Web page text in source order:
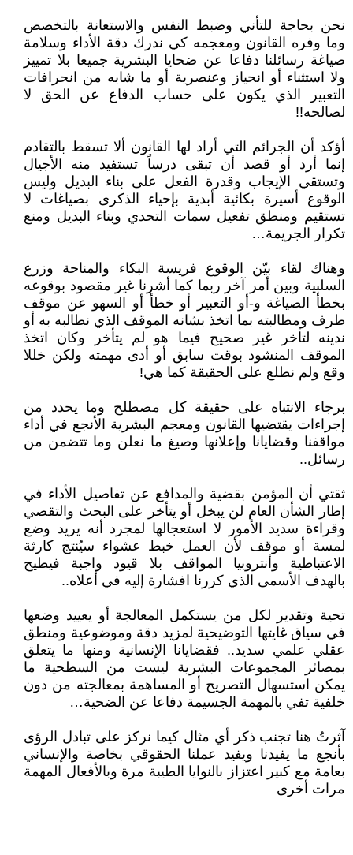
نحن بحاجة للتأني وضبط النفس والاستعانة بالتخصص
وما وفره القانون ومعجمه كي ندرك دقة الأداء وسلامة
صياغة رسائلنا دفاعا عن ضحايا البشرية جميعا بلا تمييز
ولا استثناء أو انحياز وعنصرية أو ما شابه من انحرافات
التعبير الذي يكون على حساب الدفاع عن الحق لا
لصالحه!!
أؤكد أن الجرائم التي أراد لها القانون ألا تسقط بالتقادم
إنما أرد أو قصد أن تبقى درساً تستفيد منه الأجيال
وتستقي الإيجاب وقدرة الفعل على بناء البديل وليس
الوقوع أسيرة بكائية أبدية بإحياء الذكرى بصياغات لا
تستقيم ومنطق تفعيل سمات التحدي وبناء البديل ومنع
تكرار الجريمة…
وهناك لقاء بيّن الوقوع فريسة البكاء والمناحة وزرع
السلبية وبين أمر آخر ربما كما أشرنا غير مقصود بوقوعه
بخطأ الصياغة و-أو التعبير أو خطأ أو السهو عن موقف
طرف ومطالبته بما اتخذ بشانه الموقف الذي نطالبه به أو
ندينه لتأخر غير صحيح فيما هو لم يتأخر وكان اتخذ
الموقف المنشود بوقت سابق أو أدى مهمته ولكن خللا
وقع ولم نطلع على الحقيقة كما هي!
برجاء الانتباه على حقيقة كل مصطلح وما يحدد من
إجراءات يقتضيها القانون ومعجم البشرية الأنجع في أداء
مواقفنا وقضايانا وإعلانها وصيغ ما نعلن وما تتضمن من
رسائل..
ثقتي أن المؤمن بقضية والمدافع عن تفاصيل الأداء في
إطار الشأن العام لن يبخل أو يتأخر على البحث والتقصي
وقراءة سديد الأمور لا استعجالها لمجرد أنه يريد وضع
لمسة أو موقف لأن العمل خبط عشواء سيُنتج كارثة
الاعتباطية وأنتروبيا المواقف بلا قيود واجبة فيطيح
بالهدف الأسمى الذي كررنا افشارة إليه في أعلاه..
تحية وتقدير لكل من يستكمل المعالجة أو يعييد وضعها
في سياق غايتها التوضيحية لمزيد دقة وموضوعية ومنطق
عقلي علمي سديد.. فقضايانا الإنسانية ومنها ما يتعلق
بمصائر المجموعات البشرية ليست من السطحية ما
يمكن استسهال التصريح أو المساهمة بمعالجته من دون
خلفية تفي بالمهمة الجسيمة دفاعا عن الضحية…
آثرتُ هنا تجنب ذكر أي مثال كيما نركز على تبادل الرؤى
بأنجع ما يفيدنا ويفيد عملنا الحقوقي بخاصة والإنساني
بعامة مع كبير اعتزاز بالنوايا الطيبة مرة وبالأفعال المهمة
مرات أخرى